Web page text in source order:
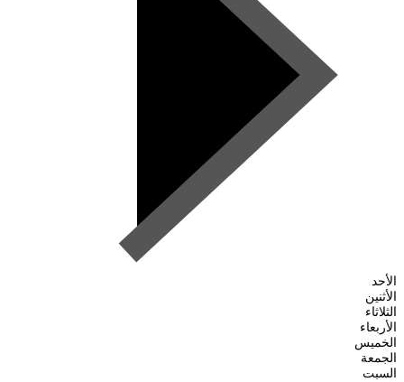
الأحد
الأثنين
الثلاثاء
الأربعاء
الخميس
الجمعة
السبت